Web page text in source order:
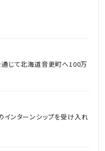
じて北海道音更町へ100万
ンターンシップを受け入れ